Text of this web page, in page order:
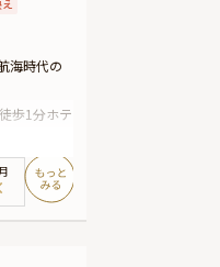
海時代の
歩1分ホテ
たり。落
品は記憶
プレー